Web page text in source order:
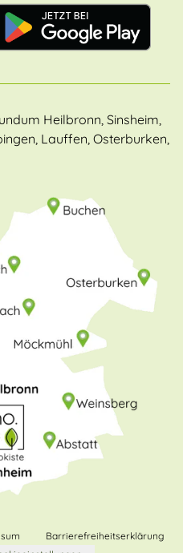
Heilbronn, Sinsheim,
Lauffen, Osterburken,
Barrierefreiheitserklärung